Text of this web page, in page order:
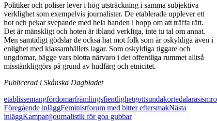
Politiker och poliser lever i hög utsträckning i samma subjektiva
verklighet som exempelvis journalister. De etablerade upplever ett
hot och pekar svepande med hela handen i hopp om att träffa rätt.
Det är mänskligt och hoten är ibland verkliga, inte tu tal om annat.
Men samtidigt gödslar de också hat mot folk som är oskyldiga även i
enlighet med klassamhällets lagar. Som oskyldiga tiggare och
ungdomar, bägge vars blotta närvaro i det offentliga rummet alltså
misstänkliggörs på grund av hudfärg och etnicitet.
Publicerad i Skånska Dagbladet
etablissemangfördomarfrämlingsfientlighetgottsundakortedalarasism
Inläggsnavigering
Föregående inläggFeministforum med bitter eftersmakNästa
inläggKampanjjournalistik för goa gubbar